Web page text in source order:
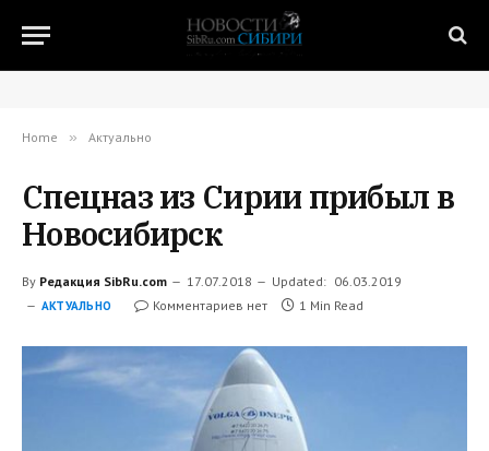
Home » Актуально
Спецназ из Сирии прибыл в
Новосибирск
By Редакция SibRu.com 17.07.2018 Updated: 06.03.2019
АКТУАЛЬНО Комментариев нет 1 Min Read